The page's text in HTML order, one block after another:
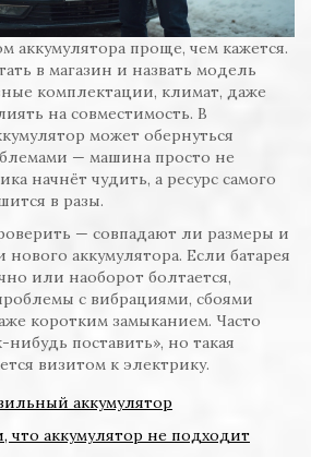
аккумулятора проще, чем кажется.
в магазин и назвать модель
комплектации, климат, даже
на совместимость. В
может обернуться
— машина просто не
начнёт чудить, а ресурс самого
в разы.
— совпадают ли размеры и
нового аккумулятора. Если батарея
или наоборот болтается,
с вибрациями, сбоями
коротким замыканием. Часто
поставить», но такая
визитом к электрику.
аккумулятор
что аккумулятор не подходит